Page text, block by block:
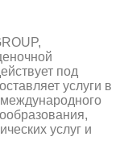
под
услуги в
международного
услуг и